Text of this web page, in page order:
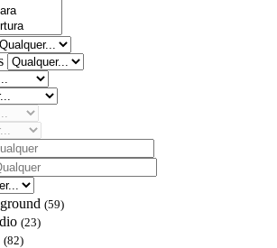
(59)
(23)
(82)